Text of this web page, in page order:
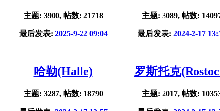
主题: 3900, 帖数: 21718
最后发表: 2025-9-22 09:04
主题: 3089, 帖数:
最后发表: 2024-2-17
哈勒(Halle)
主题: 3287, 帖数: 18790
罗斯托克
主题: 2017, 帖数: